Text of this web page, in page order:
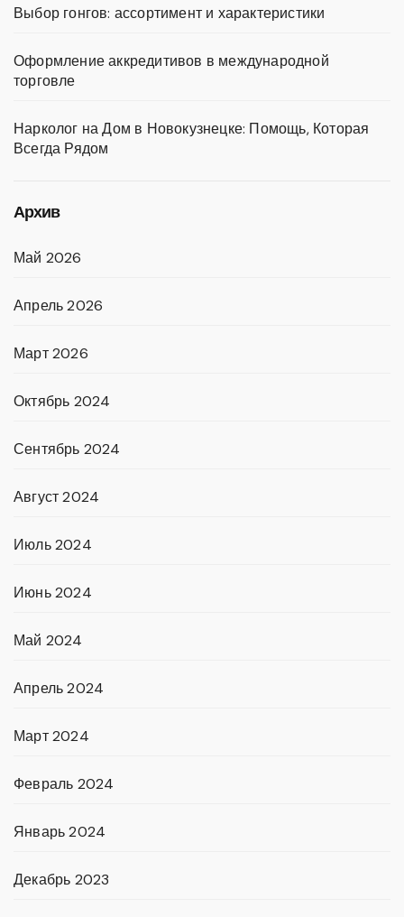
Выбор гонгов: ассортимент и характеристики
Оформление аккредитивов в международной
торговле
Нарколог на Дом в Новокузнецке: Помощь, Которая
Всегда Рядом
Архив
Май 2026
Апрель 2026
Март 2026
Октябрь 2024
Сентябрь 2024
Август 2024
Июль 2024
Июнь 2024
Май 2024
Апрель 2024
Март 2024
Февраль 2024
Январь 2024
Декабрь 2023